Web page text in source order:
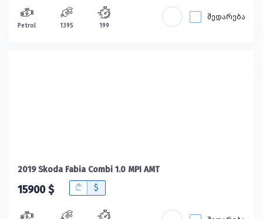
Petrol 1395 199
შედარება
2019 Skoda Fabia Combi 1.0 MPI AMT
15900 $ B $